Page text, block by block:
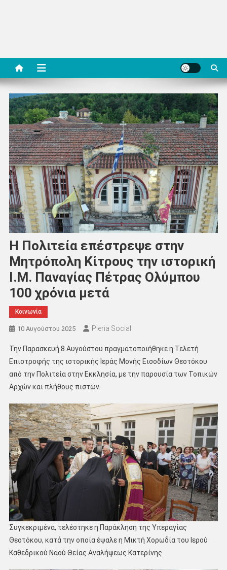
Η Πολιτεία επέστρεψε στην
Μητρόπολη Κίτρους την ιστορική
Ι.Μ. Παναγίας Πέτρας Ολύμπου
100 χρόνια μετά
Κοινωνία
10 Αυγούστου 2025 Pieria Social
Την Παρασκευή 8 Αυγούστου πραγματοποιήθηκε η Τελετή
Επιστροφής της ιστορικής Ιεράς Μονής Εισοδίων Θεοτόκου
από την Πολιτεία στην Εκκλησία, με την παρουσία των Τοπικών
Αρχών και πλήθους πιστών.
Συγκεκριμένα, τελέστηκε η Παράκληση της Υπεραγίας
Θεοτόκου, κατά την οποία έψαλε η Μικτή Χορωδία του Ιερού
Καθεδρικού Ναού Θείας Αναλήψεως Κατερίνης.